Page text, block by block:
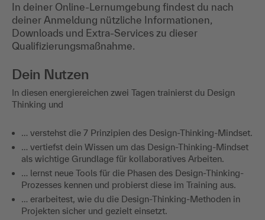
In deiner Online-Lernumgebung findest du nach
deiner Anmeldung nützliche Informationen,
Downloads und Extra-Services zu dieser
Qualifizierungsmaßnahme.
Dein Nutzen
In diesen energiereichen zwei Tagen trainierst du Design
Thinking und
… verstehst die 7 Prinzipien des Design-Thinking-Mindset.
… vertiefst dein Wissen um das Design-Thinking-Mindset
als wichtige Grundlage für kollaboratives Arbeiten.
… lernst neue Tools für die Phasen des Design-Thinking-
Prozesses kennen und probierst diese im Training aus.
… erarbeitest, wie du die Design-Thinking-Methoden in
Projekten sicher und gezielt einsetzt.